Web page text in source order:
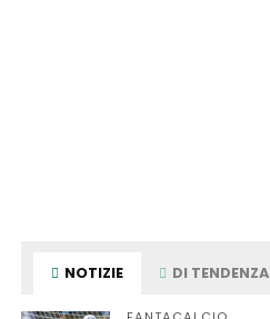
NOTIZIE DI TENDENZA